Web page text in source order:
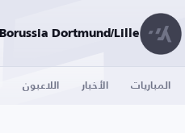
Borussia Dortmund/Lille ( ألمانيا )
المباريات الأخبار اللاعبون